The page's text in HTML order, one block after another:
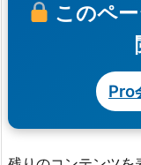
このペ
Pro